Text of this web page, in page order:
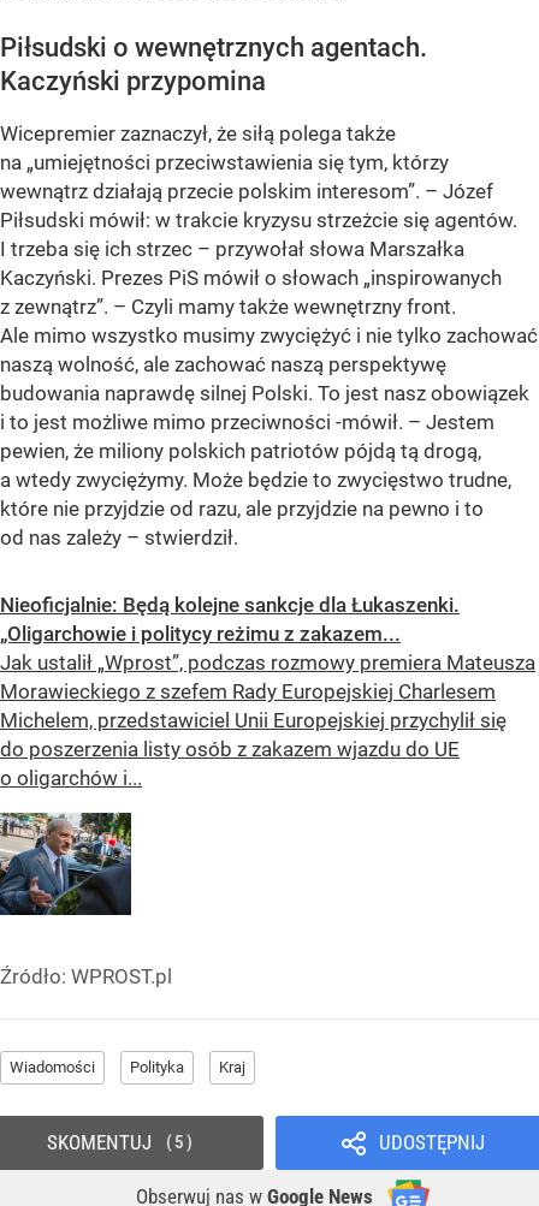
Piłsudski o wewnętrznych agentach.
Kaczyński przypomina
Wicepremier zaznaczył, że siłą polega także
na „umiejętności przeciwstawienia się tym, którzy
wewnątrz działają przecie polskim interesom”. – Józef
Piłsudski mówił: w trakcie kryzysu strzeżcie się agentów.
I trzeba się ich strzec – przywołał słowa Marszałka
Kaczyński. Prezes PiS mówił o słowach „inspirowanych
z zewnątrz”. – Czyli mamy także wewnętrzny front.
Ale mimo wszystko musimy zwyciężyć i nie tylko zachować
naszą wolność, ale zachować naszą perspektywę
budowania naprawdę silnej Polski. To jest nasz obowiązek
i to jest możliwe mimo przeciwności -mówił. – Jestem
pewien, że miliony polskich patriotów pójdą tą drogą,
a wtedy zwyciężymy. Może będzie to zwycięstwo trudne,
które nie przyjdzie od razu, ale przyjdzie na pewno i to
od nas zależy – stwierdził.
Nieoficjalnie: Będą kolejne sankcje dla Łukaszenki.
„Oligarchowie i politycy reżimu z zakazem...
Jak ustalił „Wprost”, podczas rozmowy premiera Mateusza
Morawieckiego z szefem Rady Europejskiej Charlesem
Michelem, przedstawiciel Unii Europejskiej przychylił się
do poszerzenia listy osób z zakazem wjazdu do UE
o oligarchów i...
Źródło: WPROST.pl
Wiadomości Polityka Kraj
UDOSTĘPNIJ
Obserwuj nas w Google News
SKOMENTUJ 5